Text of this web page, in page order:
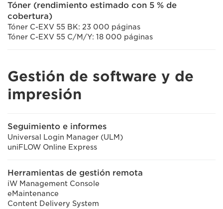
Tóner (rendimiento estimado con 5 % de
cobertura)
Tóner C-EXV 55 BK: 23 000 páginas
Tóner C-EXV 55 C/M/Y: 18 000 páginas
Gestión de software y de
impresión
Seguimiento e informes
Universal Login Manager (ULM)
uniFLOW Online Express
Herramientas de gestión remota
iW Management Console
eMaintenance
Content Delivery System